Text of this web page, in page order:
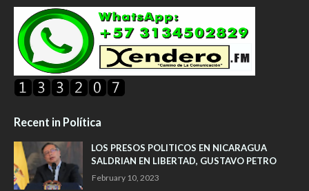
Recent in Política
LOS PRESOS POLITICOS EN NICARAGUA
SALDRIAN EN LIBERTAD, GUSTAVO PETRO
February 10, 2023